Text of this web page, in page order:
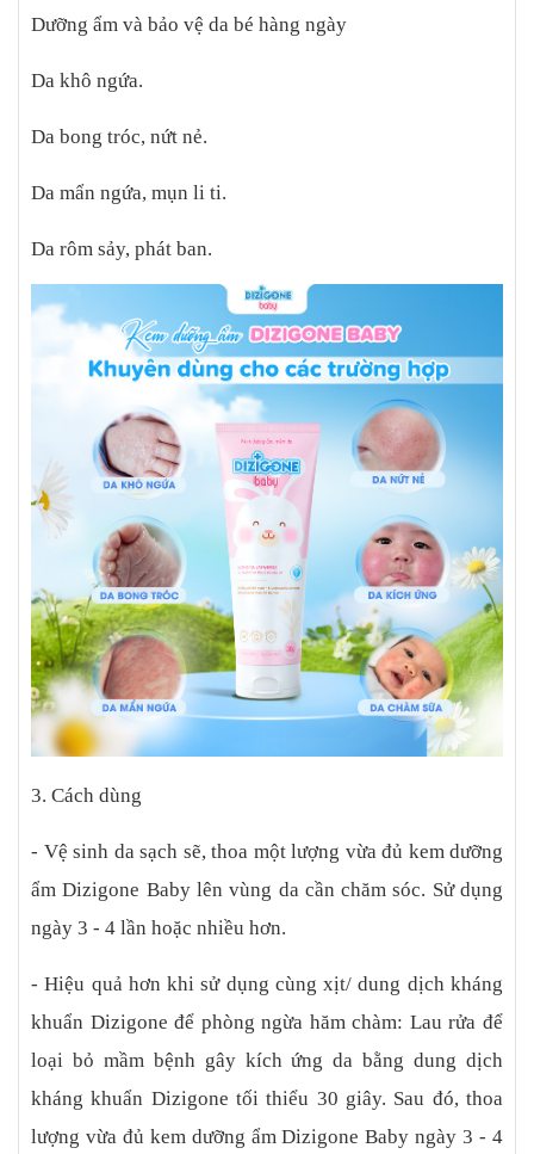
Dưỡng ẩm và bảo vệ da bé hàng ngày
Da khô ngứa.
Da bong tróc, nứt nẻ.
Da mẩn ngứa, mụn li ti.
Da rôm sảy, phát ban.
3. Cách dùng
- Vệ sinh da sạch sẽ, thoa một lượng vừa đủ kem dưỡng
ẩm Dizigone Baby lên vùng da cần chăm sóc. Sử dụng
ngày 3 - 4 lần hoặc nhiều hơn.
- Hiệu quả hơn khi sử dụng cùng xịt/ dung dịch kháng
khuẩn Dizigone để phòng ngừa hăm chàm: Lau rửa để
loại bỏ mầm bệnh gây kích ứng da bằng dung dịch
kháng khuẩn Dizigone tối thiểu 30 giây. Sau đó, thoa
lượng vừa đủ kem dưỡng ẩm Dizigone Baby ngày 3 - 4